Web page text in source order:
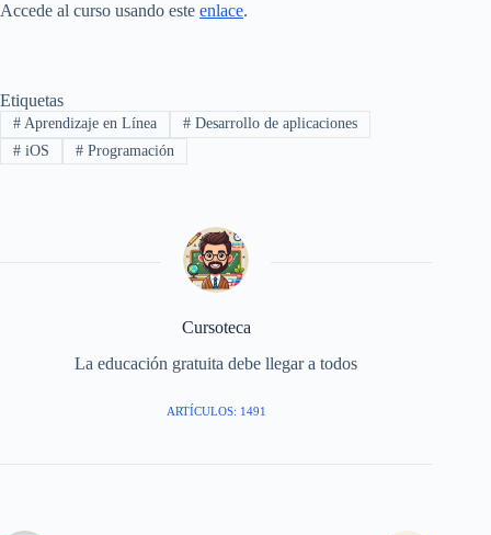
Accede al curso usando este enlace.
Etiquetas
#Aprendizaje en Línea #Desarrollo de aplicaciones
#iOS #Programación
Cursoteca
La educación gratuita debe llegar a todos
ARTÍCULOS: 1491